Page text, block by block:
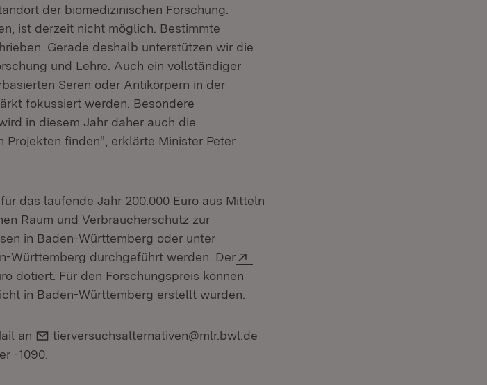
der biomedizinischen Forschung.
ist derzeit nicht möglich. Bestimmte
Gerade deshalb unterstützen wir die
und Lehre. Auch ein vollständiger
Seren oder Antikörpern in der
fokussiert werden. Besondere
in diesem Jahr daher auch die
finden", erklärte Minister Peter
neuem Fenster)
das laufende Jahr 200.000 Euro aus Mitteln
Raum und Verbraucherschutz zur
in Baden-Württemberg oder unter
Württemberg durchgeführt werden. Der
dotiert. Für den Forschungspreis können
in Baden-Württemberg erstellt wurden.
an E-Mail:
tierversuchsalternativen@mlr.bwl.de
-1090.